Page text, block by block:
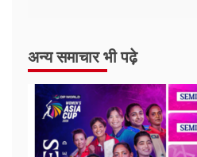
अन्य समाचार भी पढ़े